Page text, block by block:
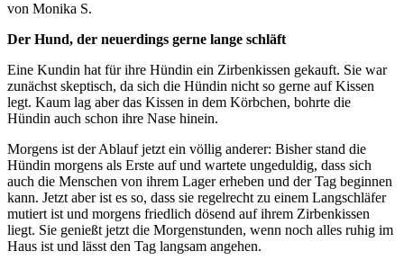
von Monika S.
Der Hund, der neuerdings gerne lange schläft
Eine Kundin hat für ihre Hündin ein Zirbenkissen gekauft. Sie war
zunächst skeptisch, da sich die Hündin nicht so gerne auf Kissen
legt. Kaum lag aber das Kissen in dem Körbchen, bohrte die
Hündin auch schon ihre Nase hinein.
Morgens ist der Ablauf jetzt ein völlig anderer: Bisher stand die
Hündin morgens als Erste auf und wartete ungeduldig, dass sich
auch die Menschen von ihrem Lager erheben und der Tag beginnen
kann. Jetzt aber ist es so, dass sie regelrecht zu einem Langschläfer
mutiert ist und morgens friedlich dösend auf ihrem Zirbenkissen
liegt. Sie genießt jetzt die Morgenstunden, wenn noch alles ruhig im
Haus ist und lässt den Tag langsam angehen.